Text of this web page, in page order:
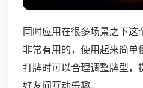
同时应用在很多场景之下这
非常有用的，使用起来简单
打牌时可以合理调整牌型，